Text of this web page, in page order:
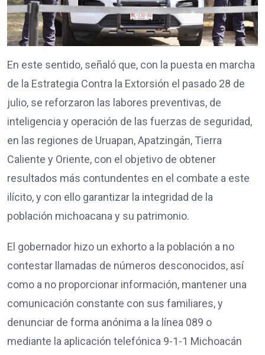
En este sentido, señaló que, con la puesta en marcha
de la Estrategia Contra la Extorsión el pasado 28 de
julio, se reforzaron las labores preventivas, de
inteligencia y operación de las fuerzas de seguridad,
en las regiones de Uruapan, Apatzingán, Tierra
Caliente y Oriente, con el objetivo de obtener
resultados más contundentes en el combate a este
ilícito, y con ello garantizar la integridad de la
población michoacana y su patrimonio.
El gobernador hizo un exhorto a la población a no
contestar llamadas de números desconocidos, así
como a no proporcionar información, mantener una
comunicación constante con sus familiares, y
denunciar de forma anónima a la línea 089 o
mediante la aplicación telefónica 9-1-1 Michoacán